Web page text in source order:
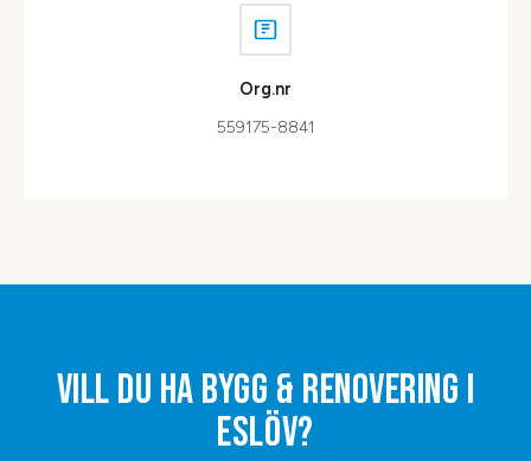
Org.nr
559175-8841
VILL DU HABYGG & RENOVERING I
ESLÖV?